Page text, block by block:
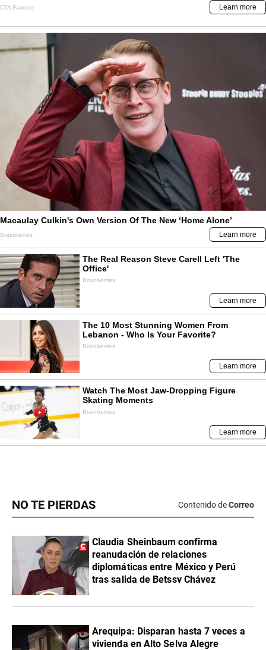
NO TE PIERDAS Contenido deCorreo
Claudia Sheinbaum confirma
reanudación de relaciones
diplomáticas entre México y Perú
tras salida de Betssy Chávez
Arequipa: Disparan hasta 7 veces a
vivienda en Alto Selva Alegre